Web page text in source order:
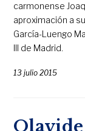
carmonense
aproximación a
García-Luengo
III de Madrid.
13 julio 2015
Olavide